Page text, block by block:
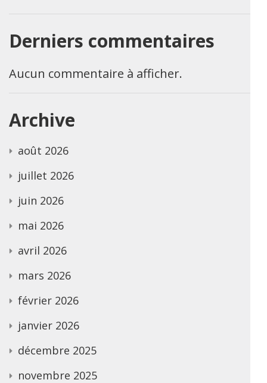
Derniers commentaires
Aucun commentaire à afficher.
Archive
août 2026
juillet 2026
juin 2026
mai 2026
avril 2026
mars 2026
février 2026
janvier 2026
décembre 2025
novembre 2025